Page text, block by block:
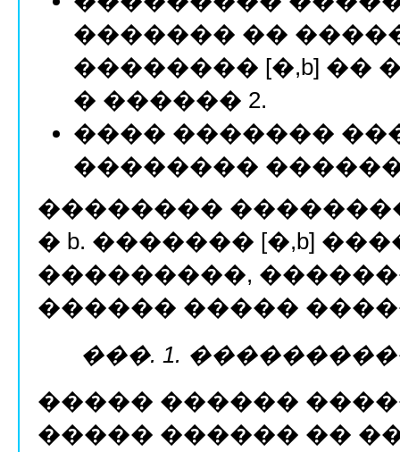
������� ��
�������� [�,b] ��
� ������ 2.
���� �������
��������
��������
� b. ������� [�,b]
���������,
������ �����
���. 1.
����� ������
����� ������ ��